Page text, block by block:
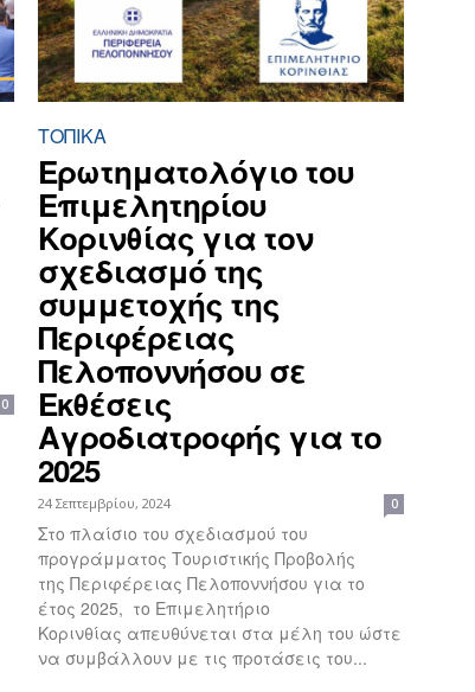
0
ΤΟΠΙΚΑ
Ερωτηματολόγιο του
Επιμελητηρίου
Κορινθίας για τον
σχεδιασμό της
συμμετοχής της
Περιφέρειας
Πελοποννήσου σε
Εκθέσεις
Αγροδιατροφής για το
2025
24 Σεπτεμβρίου, 2024 0
Στο πλαίσιο του σχεδιασμού του
προγράμματος Τουριστικής Προβολής
της Περιφέρειας Πελοποννήσου για το
έτος 2025, το Επιμελητήριο
Κορινθίας απευθύνεται στα μέλη του ώστε
να συμβάλλουν με τις προτάσεις του...